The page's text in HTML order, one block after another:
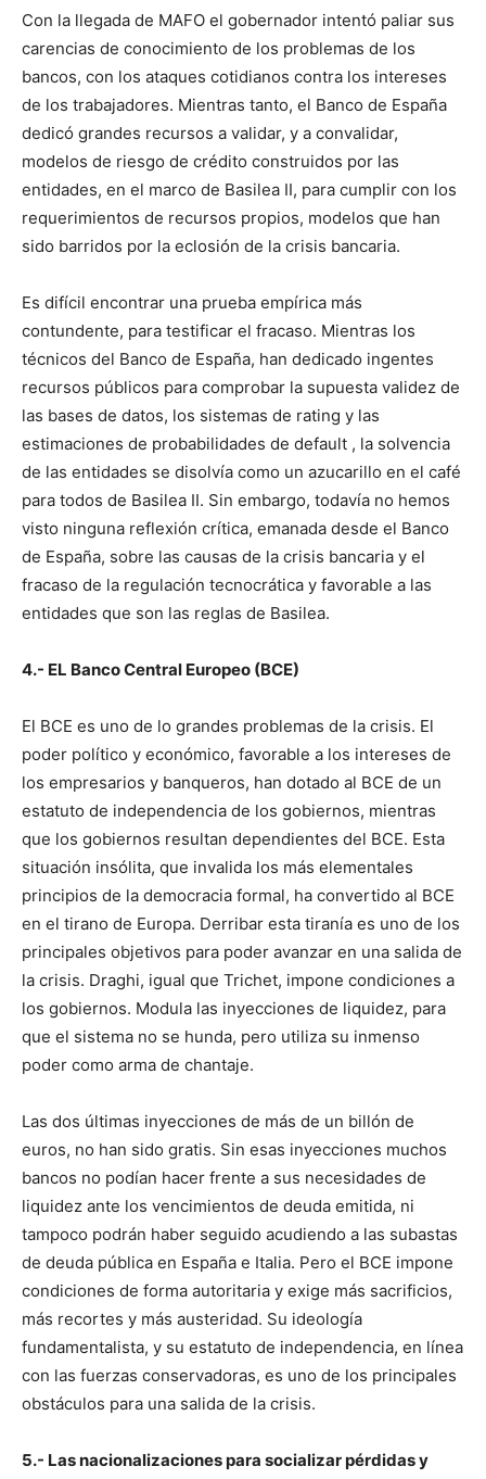
Con la llegada de MAFO el gobernador intentó paliar sus
carencias de conocimiento de los problemas de los
bancos, con los ataques cotidianos contra los intereses
de los trabajadores. Mientras tanto, el Banco de España
dedicó grandes recursos a validar, y a convalidar,
modelos de riesgo de crédito construidos por las
entidades, en el marco de Basilea II, para cumplir con los
requerimientos de recursos propios, modelos que han
sido barridos por la eclosión de la crisis bancaria.
Es difícil encontrar una prueba empírica más
contundente, para testificar el fracaso. Mientras los
técnicos del Banco de España, han dedicado ingentes
recursos públicos para comprobar la supuesta validez de
las bases de datos, los sistemas de rating y las
estimaciones de probabilidades de default , la solvencia
de las entidades se disolvía como un azucarillo en el café
para todos de Basilea II. Sin embargo, todavía no hemos
visto ninguna reflexión crítica, emanada desde el Banco
de España, sobre las causas de la crisis bancaria y el
fracaso de la regulación tecnocrática y favorable a las
entidades que son las reglas de Basilea.
4.- EL Banco Central Europeo (BCE)
El BCE es uno de lo grandes problemas de la crisis. El
poder político y económico, favorable a los intereses de
los empresarios y banqueros, han dotado al BCE de un
estatuto de independencia de los gobiernos, mientras
que los gobiernos resultan dependientes del BCE. Esta
situación insólita, que invalida los más elementales
principios de la democracia formal, ha convertido al BCE
en el tirano de Europa. Derribar esta tiranía es uno de los
principales objetivos para poder avanzar en una salida de
la crisis. Draghi, igual que Trichet, impone condiciones a
los gobiernos. Modula las inyecciones de liquidez, para
que el sistema no se hunda, pero utiliza su inmenso
poder como arma de chantaje.
Las dos últimas inyecciones de más de un billón de
euros, no han sido gratis. Sin esas inyecciones muchos
bancos no podían hacer frente a sus necesidades de
liquidez ante los vencimientos de deuda emitida, ni
tampoco podrán haber seguido acudiendo a las subastas
de deuda pública en España e Italia. Pero el BCE impone
condiciones de forma autoritaria y exige más sacrificios,
más recortes y más austeridad. Su ideología
fundamentalista, y su estatuto de independencia, en línea
con las fuerzas conservadoras, es uno de los principales
obstáculos para una salida de la crisis.
5.- Las nacionalizaciones para socializar pérdidas y